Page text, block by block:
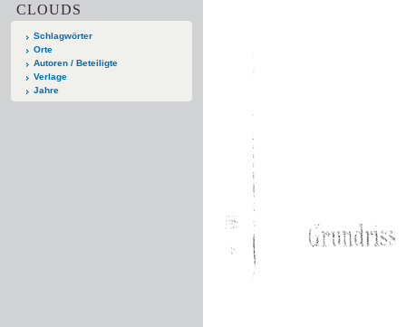
CLOUDS
Schlagwörter
Orte
Autoren / Beteiligte
Verlage
Jahre